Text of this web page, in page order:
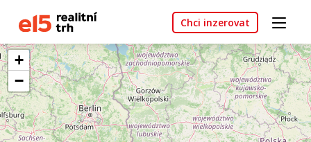
Chci inzerovat
+
−